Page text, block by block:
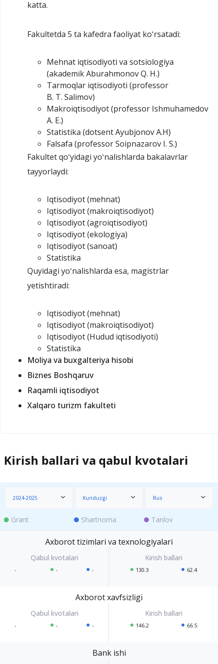
katta.
Fakultetda 5 ta kafedra faoliyat koʻrsatadi:
Mehnat iqtisodiyoti va sotsiologiya
(akademik Aburahmonov Q. H.)
Tarmoqlar iqtisodiyoti (professor
B. T. Salimov)
Makroiqtisodiyot (professor Ishmuhamedov
A. E.)
Statistika (dotsent Ayubjonov A.H)
Falsafa (professor Soipnazarov I. S.)
Fakultet qoʻyidagi yoʻnalishlarda bakalavrlar
tayyorlaydi:
Iqtisodiyot (mehnat)
Iqtisodiyot (makroiqtisodiyot)
Iqtisodiyot (agroiqtisodiyot)
Iqtisodiyot (ekologiya)
Iqtisodiyot (sanoat)
Statistika
Quyidagi yoʻnalishlarda esa, magistrlar
yetishtiradi:
Iqtisodiyot (mehnat)
Iqtisodiyot (makroiqtisodiyot)
Iqtisodiyot (Hudud iqtisodiyoti)
Statistika
Moliya va buxgalteriya hisobi
Biznes Boshqaruv
Raqamli iqtisodiyot
Xalqaro turizm fakulteti
Kirish ballari va qabul kvotalari
2024-2025 Kunduzgi Rus
Grant Shartnoma Tanlov
Axborot tizimlari va texnologiyalari
- - - 130.3 62.4
Axborot xavfsizligi
- - - 146.2 66.5
Bank ishi